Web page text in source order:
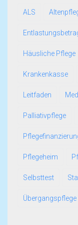
ALS
Häusliche Pflege
Krankenkasse
Leitfaden
Palliativpflege
Pflegeheim
Selbsttest
Übergangspflege